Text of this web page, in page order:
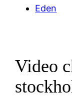
Eden
Video